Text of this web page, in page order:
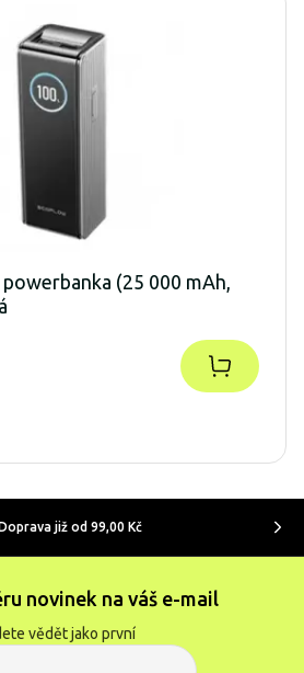
(25 000 mAh,
Doprava již od 99,00 Kč
novinek na váš e-mail
vědět jako první